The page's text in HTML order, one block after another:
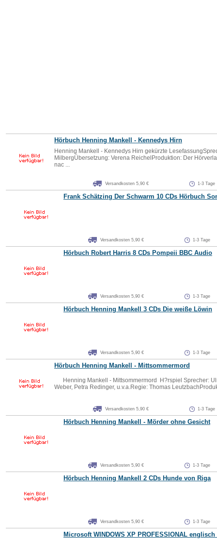
Hörbuch Henning Mankell - Kennedys Hirn
Henning Mankell - Kennedys Hirn gekürzte
MilbergÜbersetzung: Verena ReichelProduktion: Der
nac ...
Versandkosten 5,90 € 1-3 Tage
Frank Schätzing Der Schwarm 10 CDs Hörbuch
Versandkosten 5,90 € 1-3 Tage
Hörbuch Robert Harris 8 CDs Pompeii BBC Audio
Versandkosten 5,90 € 1-3 Tage
Hörbuch Henning Mankell 3 CDs Die weiße Löwin
Versandkosten 5,90 € 1-3 Tage
Hörbuch Henning Mankell - Mittsommermord
Henning Mankell - Mittsommermord H?rspiel Sprecher:
Weber, Petra Redinger, u.v.a.Regie: Thomas
Versandkosten 5,90 € 1-3 Tage
Hörbuch Henning Mankell - Mörder ohne Gesicht
Versandkosten 5,90 € 1-3 Tage
Hörbuch Henning Mankell 2 CDs Hunde von Riga
Versandkosten 5,90 € 1-3 Tage
Microsoft WINDOWS XP PROFESSIONAL englisch